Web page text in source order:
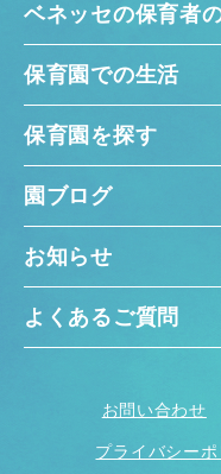
ベネッセの保育者
保育園での生活
保育園を探す
園ブログ
お知らせ
よくあるご質問
お問い合わせ
プライバシーポ